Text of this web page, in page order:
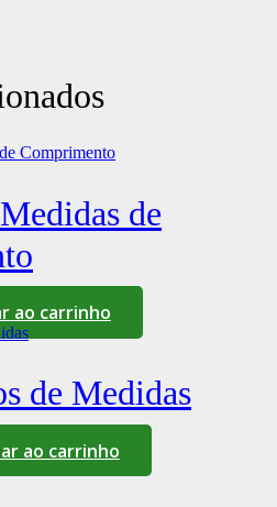
de
ao carrinho
de Medidas
ao carrinho